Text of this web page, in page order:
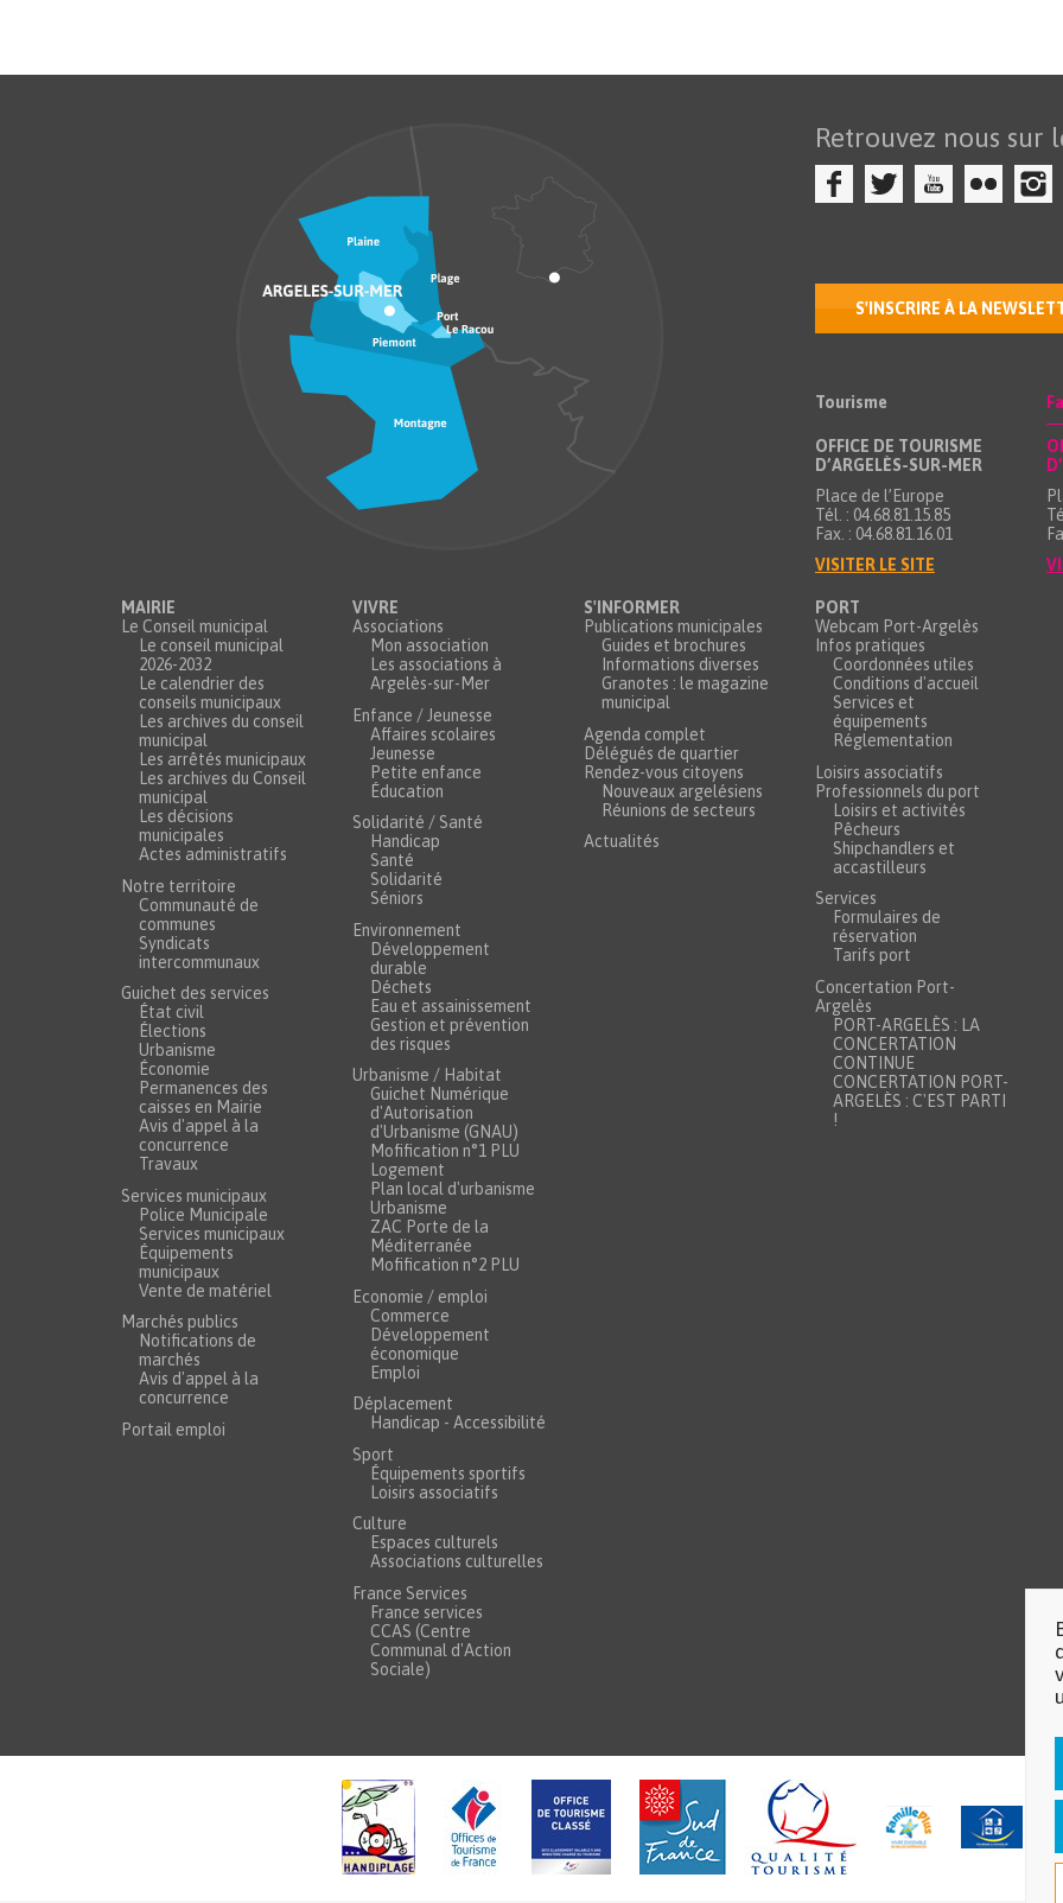
Retrouvez nous sur
S'INSCRIRE À LA
Tourisme
OFFICE DE TOURISME
D’ARGELÈS-SUR-MER
Place de l’Europe
Tél. : 04.68.81.15.85
Fax. : 04.68.81.16.01
VISITER LE SITE
MAIRIE
Le Conseil municipal
Le conseil municipal
2026-2032
Le calendrier des
conseils municipaux
Les archives du conseil
municipal
Les arrêtés municipaux
Les archives du Conseil
municipal
Les décisions
municipales
Actes administratifs
Notre territoire
Communauté de
communes
Syndicats
intercommunaux
Guichet des services
État civil
Élections
Urbanisme
Économie
Permanences des
caisses en Mairie
Avis d'appel à la
concurrence
Travaux
Services municipaux
Police Municipale
Services municipaux
Équipements
municipaux
Vente de matériel
Marchés publics
Notifications de
marchés
Avis d'appel à la
concurrence
Portail emploi
VIVRE
Associations
Mon association
Les associations à
Argelès-sur-Mer
Enfance / Jeunesse
Affaires scolaires
Jeunesse
Petite enfance
Éducation
Solidarité / Santé
Handicap
Santé
Solidarité
Séniors
Environnement
Développement
durable
Déchets
Eau et assainissement
Gestion et prévention
des risques
Urbanisme / Habitat
Guichet Numérique
d'Autorisation
d'Urbanisme (GNAU)
Mofification n°1 PLU
Logement
Plan local d'urbanisme
Urbanisme
ZAC Porte de la
Méditerranée
Mofification n°2 PLU
Economie / emploi
Commerce
Développement
économique
Emploi
Déplacement
Handicap - Accessibilité
Sport
Équipements sportifs
Loisirs associatifs
Culture
Espaces culturels
Associations culturelles
France Services
France services
CCAS (Centre
Communal d'Action
Sociale)
S'INFORMER
Publications municipales
Guides et brochures
Informations diverses
Granotes : le magazine
municipal
Agenda complet
Délégués de quartier
Rendez-vous citoyens
Nouveaux argelésiens
Réunions de secteurs
Actualités
PORT
Webcam Port-Argelès
Infos pratiques
Coordonnées utiles
Conditions d'accueil
Services et
équipements
Réglementation
Loisirs associatifs
Professionnels du port
Loisirs et activités
Pêcheurs
Shipchandlers et
accastilleurs
Services
Formulaires de
réservation
Tarifs port
Concertation Port-
Argelès
PORT-ARGELÈS : LA
CONCERTATION
CONTINUE
CONCERTATION PORT-
ARGELÈS : C'EST PARTI
!